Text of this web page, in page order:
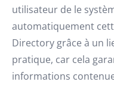
utilisateur de le
automatiquement
Directory grâce à un
pratique, car cela
informations